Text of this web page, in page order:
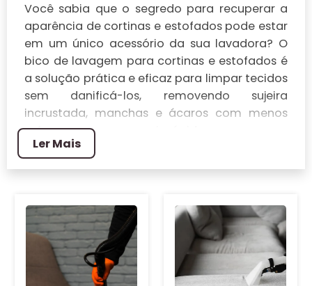
Você sabia que o segredo para recuperar a
aparência de cortinas e estofados pode estar
em um único acessório da sua lavadora? O
bico de lavagem para cortinas e estofados é
a solução prática e eficaz para limpar tecidos
sem danificá-los, removendo sujeira
incrustada, manchas e ácaros com menos
esforço e secagem mais rápida.
Entender como escolher o modelo certo,
faz toda a diferença para prolongar a vida útil
dos tecidos e obter acabamento profissional;
nas próximas seções você vai descobrir como
funciona cada tipo de bico, quando usar cada
técnica e dicas para proteger cores e fibras
Ler Mais